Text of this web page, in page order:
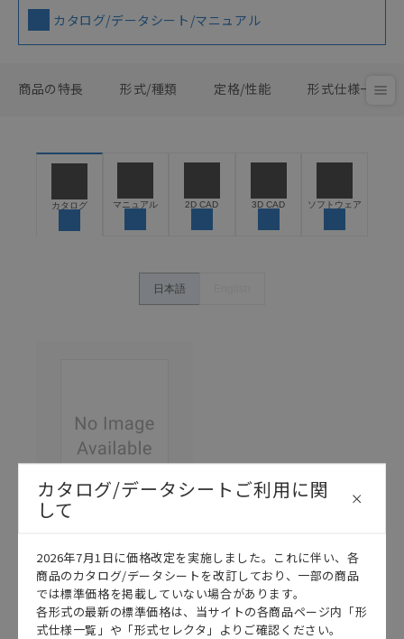
カタログ/データシート/マニュアル
商品の特長 形式/種類 定格/性能 形式仕様一覧
カタログ マニュアル 2D CAD 3D CAD ソフトウェア
日本語
カタログ 日本語
KANC-028M
KM-N1 カタロ
グ
カタログ/データシートご利用に関
して
2026年7月1日に価格改定を実施しました。これに伴い、各
商品のカタログ/データシートを改訂しており、一部の商品
では標準価格を掲載していない場合があります。
各形式の最新の標準価格は、当サイトの各商品ページ内「形
式仕様一覧」や「形式セレクタ」よりご確認ください。